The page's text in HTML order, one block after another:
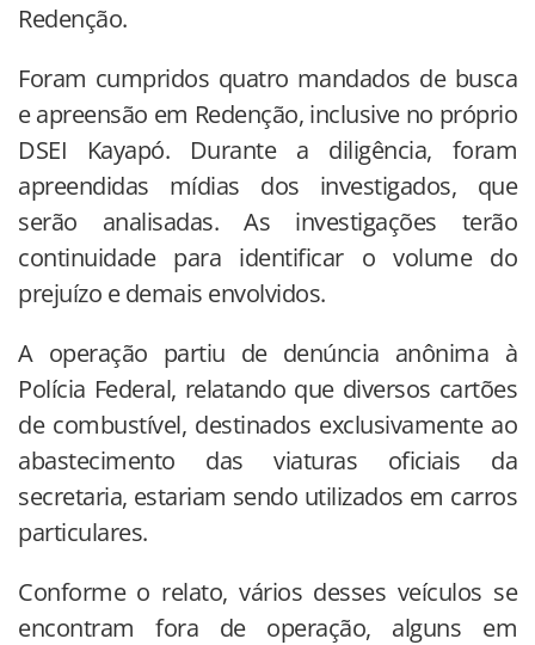
Redenção.
Foram cumpridos quatro mandados de busca
e apreensão em Redenção, inclusive no próprio
DSEI Kayapó. Durante a diligência, foram
apreendidas mídias dos investigados, que
serão analisadas. As investigações terão
continuidade para identificar o volume do
prejuízo e demais envolvidos.
A operação partiu de denúncia anônima à
Polícia Federal, relatando que diversos cartões
de combustível, destinados exclusivamente ao
abastecimento das viaturas oficiais da
secretaria, estariam sendo utilizados em carros
particulares.
Conforme o relato, vários desses veículos se
encontram fora de operação, alguns em